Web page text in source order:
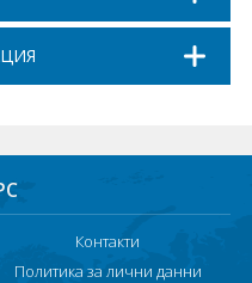
Контакти
Политика за лични данни